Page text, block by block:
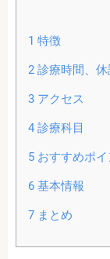
1 特徴
2診療時間、休
3アクセス
4診療科目
5おすすめポイ
6基本情報
7まとめ